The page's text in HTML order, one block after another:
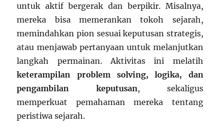
untuk aktif bergerak dan berpikir. Misalnya,
mereka bisa memerankan tokoh sejarah,
memindahkan pion sesuai keputusan strategis,
atau menjawab pertanyaan untuk melanjutkan
langkah permainan. Aktivitas ini melatih
keterampilan problem solving, logika, dan
pengambilan keputusan, sekaligus
memperkuat pemahaman mereka tentang
peristiwa sejarah.